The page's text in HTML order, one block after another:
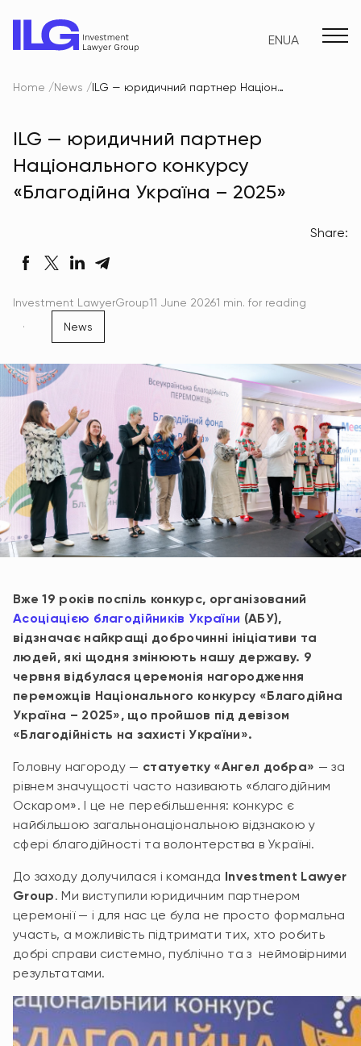
ENUA
Home News ILG — юридичний партнер Національного конкурсу «Благодійна Україна – 2025»
ILG — юридичний партнер
Національного конкурсу
«Благодійна Україна – 2025»
Share:
Investment LawyerGroup11 June 20261 min. for reading
News
Вже 19 років поспіль конкурс, організований
Асоціацією благодійників України (АБУ),
відзначає найкращі доброчинні ініціативи та
людей, які щодня змінюють нашу державу. 9
червня відбулася церемонія нагородження
переможців Національного конкурсу «Благодійна
Україна – 2025», що пройшов під девізом
«Благодійність на захисті України».
Головну нагороду — статуетку «Ангел добра» — за
рівнем значущості часто називають «благодійним
Оскаром». І це не перебільшення: конкурс є
найбільшою загальнонаціональною відзнакою у
сфері благодійності та волонтерства в Україні.
До заходу долучилася і команда Investment Lawyer
Group. Ми виступили юридичним партнером
церемонії — і для нас це була не просто формальна
участь, а можливість підтримати тих, хто робить
добрі справи системно, публічно та з неймовірними
результатами.